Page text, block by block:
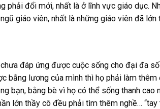
phải đổi mới, nhất là ở lĩnh vực giáo dục.
giáo viên, nhất là những giáo viên đã lớn
đáp ứng được cuộc sống cho đại đa
bằng lương của mình thì họ phải làm
bạn, bằng bè vì họ có thể sống thanh
lớn thầy cô đều phải tìm thêm nghề…